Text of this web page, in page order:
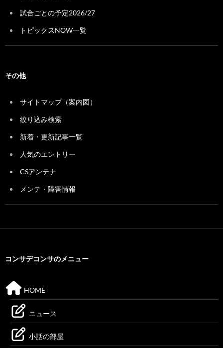
試合ごとの予定2026/27
トピックスNOW一覧
その他
サイトマップ（案内図）
絞り込み検索
新着・更新記事一覧
人気のエントリー
CSアンテナ
メンテ・障害情報
コンサデコンサのメニュー
HOME
ニュース
小話の部屋